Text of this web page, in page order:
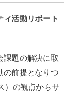
ィ活動リポート
題の解決に取
の前提となりつ
）の観点からサ